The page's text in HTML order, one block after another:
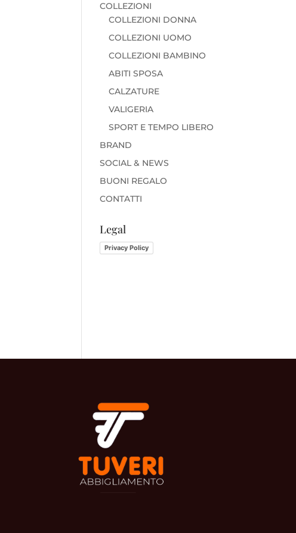
COLLEZIONI
COLLEZIONI DONNA
COLLEZIONI UOMO
COLLEZIONI BAMBINO
ABITI SPOSA
CALZATURE
VALIGERIA
SPORT E TEMPO LIBERO
BRAND
SOCIAL & NEWS
BUONI REGALO
CONTATTI
Legal
Privacy Policy